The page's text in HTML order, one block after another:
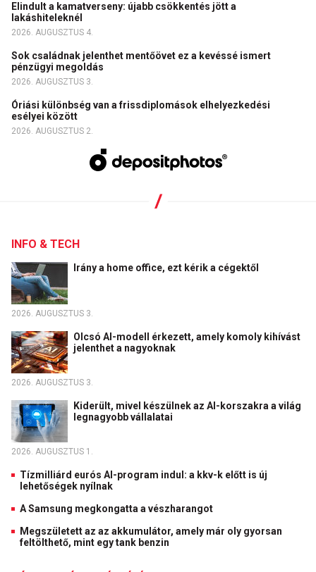
Elindult a kamatverseny: újabb csökkentés jött a
lakáshiteleknél
2026. AUGUSZTUS 4.
Sok családnak jelenthet mentőövet ez a kevéssé ismert
pénzügyi megoldás
2026. AUGUSZTUS 3.
Óriási különbség van a frissdiplomások elhelyezkedési
esélyei között
2026. AUGUSZTUS 2.
INFO & TECH
Irány a home office, ezt kérik a cégektől
2026. AUGUSZTUS 3.
Olcsó AI-modell érkezett, amely komoly kihívást
jelenthet a nagyoknak
2026. AUGUSZTUS 3.
Kiderült, mivel készülnek az AI-korszakra a világ
legnagyobb vállalatai
2026. AUGUSZTUS 1.
Tízmilliárd eurós AI-program indul: a kkv-k előtt is új
lehetőségek nyílnak
A Samsung megkongatta a vészharangot
Megszületett az az akkumulátor, amely már oly gyorsan
feltölthető, mint egy tank benzin